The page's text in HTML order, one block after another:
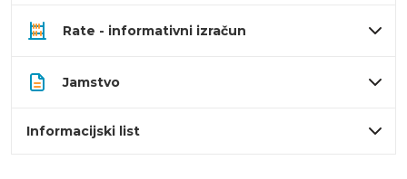
Rate - informativni izračun
Jamstvo
Informacijski list